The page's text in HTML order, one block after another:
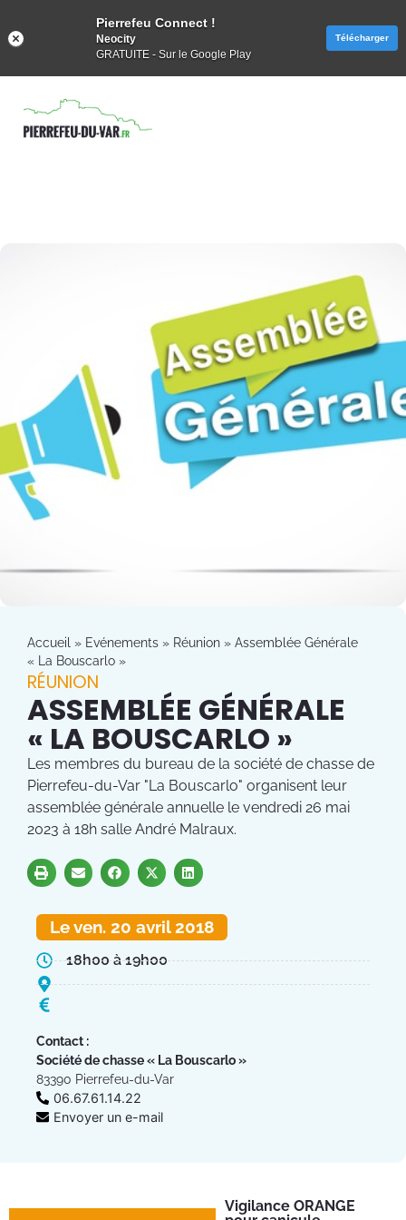
Accueil » Evénements » Réunion » Assemblée Générale
« La Bouscarlo »
RÉUNION
ASSEMBLÉE GÉNÉRALE
« LA BOUSCARLO »
Les membres du bureau de la société de chasse de
Pierrefeu-du-Var "La Bouscarlo" organisent leur
assemblée générale annuelle le vendredi 26 mai
2023 à 18h salle André Malraux.
Le ven. 20 avril 2018
18h00 à 19h00
Contact :
Société de chasse « La Bouscarlo »
83390 Pierrefeu-du-Var
06.67.61.14.22
Envoyer un e-mail
Vigilance ORANGE
Pierrefeu Connect !
Neocity
GRATUITE - Sur le Google Play
Télécharger